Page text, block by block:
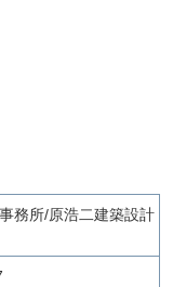
務所/原浩二建築設計